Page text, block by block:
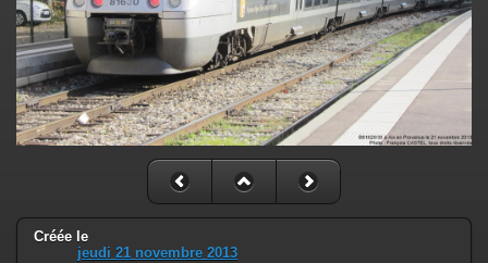
Créée le
jeudi 21 novembre 2013